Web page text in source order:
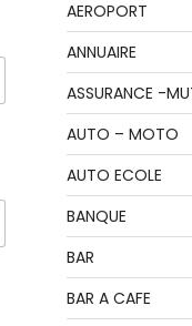
AEROPORT
ANNUAIRE
ASSURANCE -
AUTO – MOTO
AUTO ECOLE
BANQUE
BAR
BAR A CAFE